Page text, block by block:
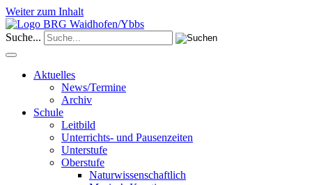
Weiter zum Inhalt
Suche...
Aktuelles
News/Termine
Archiv
Schule
Leitbild
Unterrichts- und Pausenzeiten
Unterstufe
Oberstufe
Naturwissenschaftlich